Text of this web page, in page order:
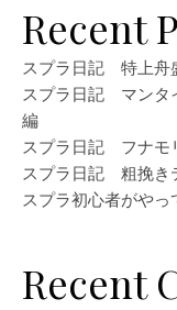
Recent
スプラ日記 特上舟
スプラ日記 マン
編
スプラ日記 フナモ
スプラ日記 粗挽き
スプラ初心者がや
Recent